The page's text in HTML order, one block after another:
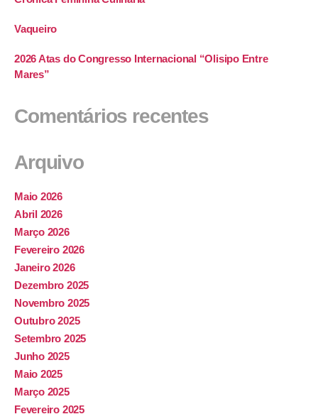
Vaqueiro
2026 Atas do Congresso Internacional “Olisipo Entre
Mares”
Comentários recentes
Arquivo
Maio 2026
Abril 2026
Março 2026
Fevereiro 2026
Janeiro 2026
Dezembro 2025
Novembro 2025
Outubro 2025
Setembro 2025
Junho 2025
Maio 2025
Março 2025
Fevereiro 2025